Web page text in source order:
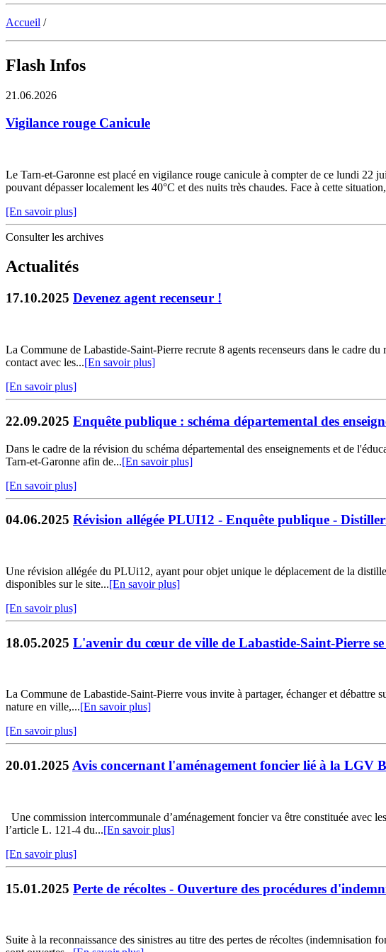
Accueil /
Flash Infos
21.06.2026
Vigilance rouge Canicule
Le Tarn-et-Garonne est placé en vigilance rouge canicule à compter de ce lundi 22
pouvant dépasser localement les 40°C et des nuits très chaudes. Face à cette
[En savoir plus]
Consulter les archives
Actualités
17.10.2025 Devenez agent recenseur !
La Commune de Labastide-Saint-Pierre recrute 8 agents recenseurs dans le cadre
contact avec les...[En savoir plus]
[En savoir plus]
22.09.2025 Enquête publique : schéma départemental des
Dans le cadre de la révision du schéma départemental des enseignements et de
Tarn-et-Garonne afin de...[En savoir plus]
[En savoir plus]
04.06.2025 Révision allégée PLUI12 - Enquête publique -
Une révision allégée du PLUi12, ayant pour objet unique le déplacement de la
disponibles sur le site...[En savoir plus]
[En savoir plus]
18.05.2025 L'avenir du cœur de ville de Labastide-Saint-Pierre
La Commune de Labastide-Saint-Pierre vous invite à partager, échanger et débattre
nature en ville,...[En savoir plus]
[En savoir plus]
20.01.2025 Avis concernant l'aménagement foncier lié à la LGV
Une commission intercommunale d’aménagement foncier va être constituée avec
l’article L. 121-4 du...[En savoir plus]
[En savoir plus]
15.01.2025 Perte de récoltes - Ouverture des procédures
Suite à la reconnaissance des sinistres au titre des pertes de récoltes (indemnisation